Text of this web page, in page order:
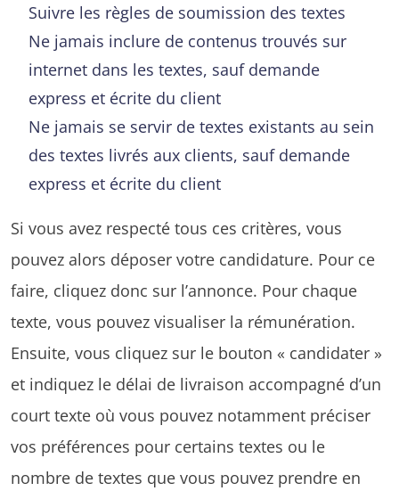
Suivre les règles de soumission des textes
Ne jamais inclure de contenus trouvés sur
internet dans les textes, sauf demande
express et écrite du client
Ne jamais se servir de textes existants au sein
des textes livrés aux clients, sauf demande
express et écrite du client
Si vous avez respecté tous ces critères, vous
pouvez alors déposer votre candidature. Pour ce
faire, cliquez donc sur l’annonce. Pour chaque
texte, vous pouvez visualiser la rémunération.
Ensuite, vous cliquez sur le bouton « candidater »
et indiquez le délai de livraison accompagné d’un
court texte où vous pouvez notamment préciser
vos préférences pour certains textes ou le
nombre de textes que vous pouvez prendre en